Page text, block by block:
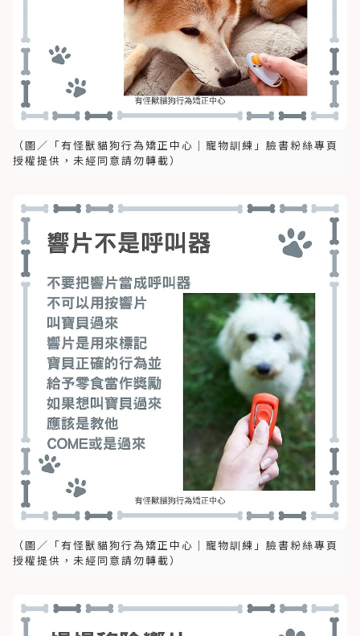
（圖／「有怪獸貓狗行為矯正中心｜寵物訓練」臉書粉絲專頁
授權提供，未經同意請勿轉載）
（圖／「有怪獸貓狗行為矯正中心｜寵物訓練」臉書粉絲專頁
授權提供，未經同意請勿轉載）